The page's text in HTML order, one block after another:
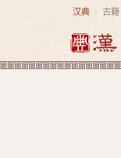
汉典 古籍